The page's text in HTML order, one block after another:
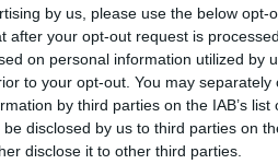
by us, please use the below opt-
after your opt-out request is
on personal information utilized by
to your opt-out. You may separately
by third parties on the IAB’s list
disclosed by us to third parties on
disclose it to other third parties.
comoReviravoltaeMaria